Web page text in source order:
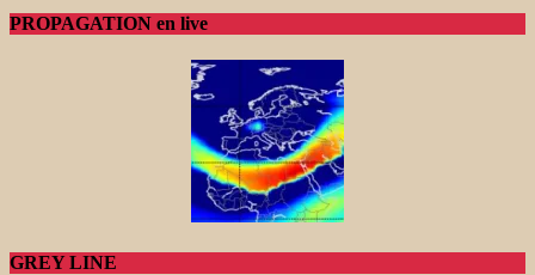
PROPAGATION en live
GREY LINE